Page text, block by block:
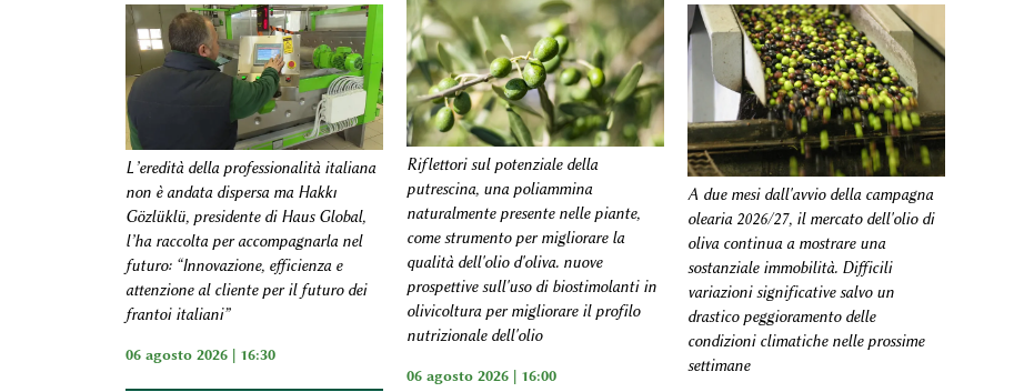
L’eredità della professionalità italiana
non è andata dispersa ma Hakkı
Gözlüklü, presidente di Haus Global,
l’ha raccolta per accompagnarla nel
futuro: “Innovazione, efficienza e
attenzione al cliente per il futuro dei
frantoi italiani”
06 agosto 2026 | 16:30
Riflettori sul potenziale della
putrescina, una poliammina
naturalmente presente nelle piante,
come strumento per migliorare la
qualità dell'olio d'oliva. nuove
prospettive sull'uso di biostimolanti in
olivicoltura per migliorare il profilo
nutrizionale dell'olio
06 agosto 2026 | 16:00
A due mesi dall'avvio della campagna
olearia 2026/27, il mercato dell'olio di
oliva continua a mostrare una
sostanziale immobilità. Difficili
variazioni significative salvo un
drastico peggioramento delle
condizioni climatiche nelle prossime
settimane